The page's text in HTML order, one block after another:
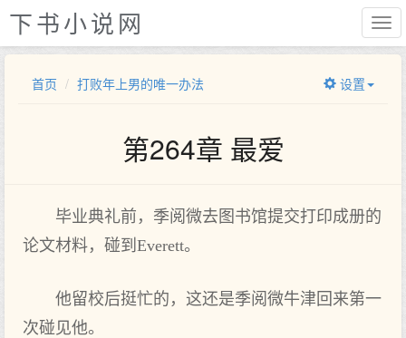
下书小说网
首页 打败年上男的唯一办法 设置
第264章 最爱
毕业典礼前，季阅微去图书馆提交打印成册的
论文材料，碰到Everett。
他留校后挺忙的，这还是季阅微牛津回来第一
次碰见他。